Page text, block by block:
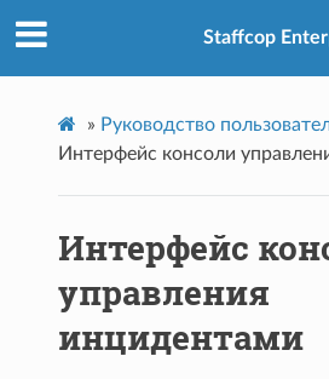
Staffcop
» Руководство
Интерфейс консоли
Интерфейс
управления
инцидентами